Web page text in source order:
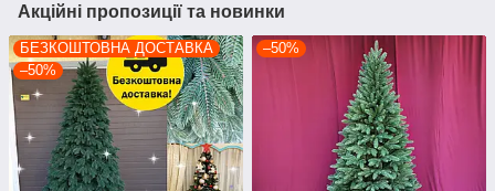
Акційні пропозиції та новинки
БЕЗКОШТОВНА ДОСТАВКА
–50%
–50%